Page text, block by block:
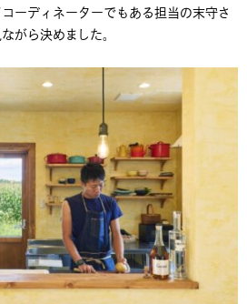
ーディネーターでもある担当の末守さ
がら決めました。